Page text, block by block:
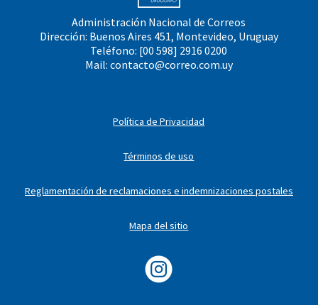
Administración Nacional de Correos
Dirección: Buenos Aires 451, Montevideo, Uruguay
Teléfono: [00 598] 2916 0200
Mail: contacto@correo.com.uy
Política de Privacidad
Términos de uso
Reglamentación de reclamaciones e indemnizaciones postales
Mapa del sitio